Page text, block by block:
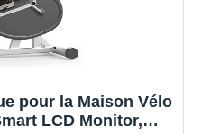
pour la Maison Vélo
LCD Monitor,